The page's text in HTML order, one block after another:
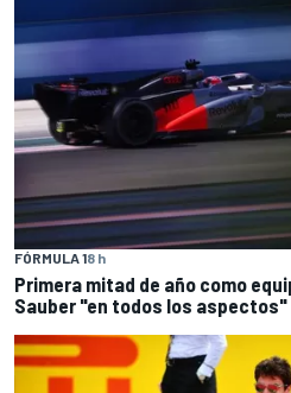
FÓRMULA 18 h
Primera mitad de año como
Sauber "en todos los aspectos"